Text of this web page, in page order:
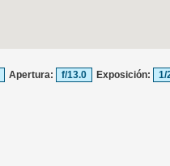
Apertura: f/13.0 Exposición: 1/